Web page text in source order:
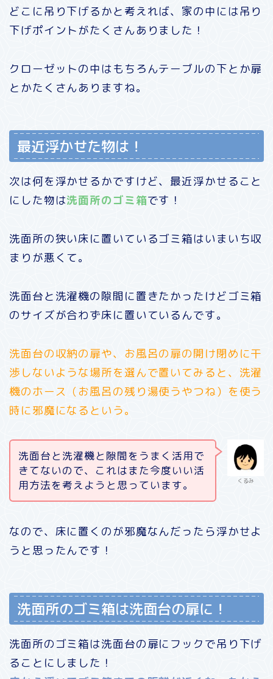
どこに吊り下げるかと考えれば、家の中には吊り
下げポイントがたくさんありました！
クローゼットの中はもちろんテーブルの下とか扉
とかたくさんありますね。
最近浮かせた物は！
次は何を浮かせるかですけど、最近浮かせること
にした物は洗面所のゴミ箱です！
洗面所の狭い床に置いているゴミ箱はいまいち収
まりが悪くて。
洗面台と洗濯機の隙間に置きたかったけどゴミ箱
のサイズが合わず床に置いているんです。
洗面台の収納の扉や、お風呂の扉の開け閉めに干
渉しないような場所を選んで置いてみると、洗濯
機のホース（お風呂の残り湯使うやつね）を使う
時に邪魔になるという。
くるみ
洗面台と洗濯機と隙間をうまく活用で
きてないので、これはまた今度いい活
用方法を考えようと思っています。
なので、床に置くのが邪魔なんだったら浮かせよ
うと思ったんです！
洗面所のゴミ箱は洗面台の扉に！
洗面所のゴミ箱は洗面台の扉にフックで吊り下げ
ることにしました！